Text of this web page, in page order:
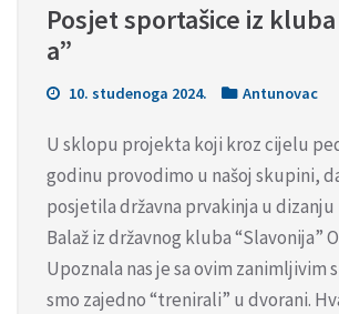
Posjet sportašice iz
a”
10. studenoga 2024. Antunovac
U sklopu projekta koji kroz cijelu
godinu provodimo u našoj skupini,
posjetila državna prvakinja u dizanju
Balaž iz državnog kluba “Slavonija”
Upoznala nas je sa ovim zanimljivim
smo zajedno “trenirali” u dvorani.